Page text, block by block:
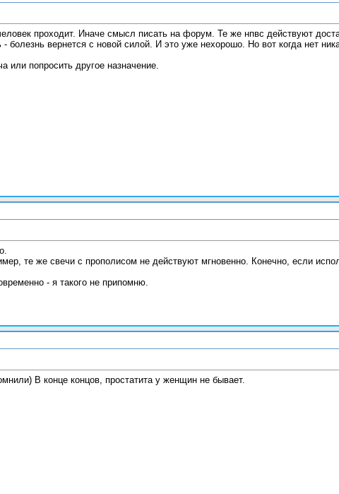
проходит. Иначе смысл писать на форум. Те же нпвс действуют
- болезнь вернется с новой силой. И это уже нехорошо. Но вот когда нет
или попросить другое назначение.
те же свечи с прополисом не действуют мгновенно. Конечно, если
- я такого не припомню.
В конце концов, простатита у женщин не бывает.